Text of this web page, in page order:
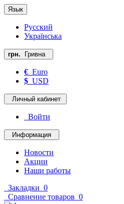
Язык
Русский
Українська
грн. Гривна
€ Euro
$ USD
Личный кабинет
Войти
Информация
Новости
Акции
Наши работы
Закладки 0
Сравнение товаров 0